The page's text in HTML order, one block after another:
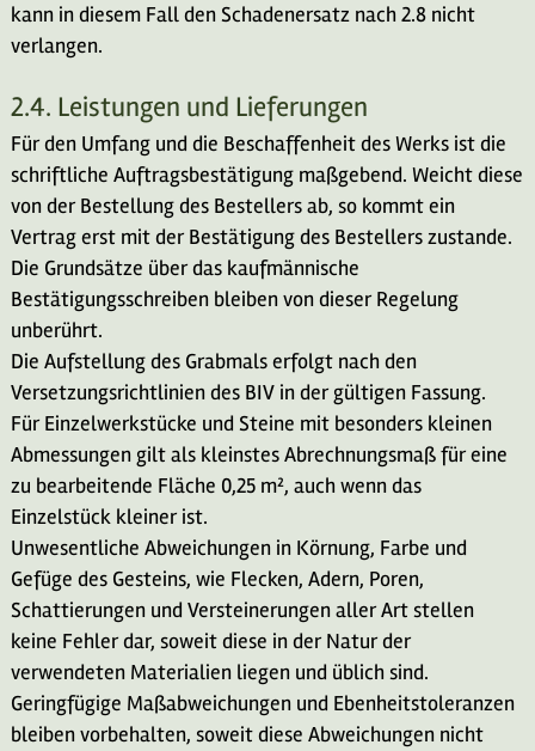
kann in diesem Fall den Schadenersatz nach 2.8 nicht
verlangen.
2.4. Leistungen und Lieferungen
Für den Umfang und die Beschaffenheit des Werks ist die
schriftliche Auftragsbestätigung maßgebend. Weicht diese
von der Bestellung des Bestellers ab, so kommt ein
Vertrag erst mit der Bestätigung des Bestellers zustande.
Die Grundsätze über das kaufmännische
Bestätigungsschreiben bleiben von dieser Regelung
unberührt.
Die Aufstellung des Grabmals erfolgt nach den
Versetzungsrichtlinien des BIV in der gültigen Fassung.
Für Einzelwerkstücke und Steine mit besonders kleinen
Abmessungen gilt als kleinstes Abrechnungsmaß für eine
zu bearbeitende Fläche 0,25 m², auch wenn das
Einzelstück kleiner ist.
Unwesentliche Abweichungen in Körnung, Farbe und
Gefüge des Gesteins, wie Flecken, Adern, Poren,
Schattierungen und Versteinerungen aller Art stellen
keine Fehler dar, soweit diese in der Natur der
verwendeten Materialien liegen und üblich sind.
Geringfügige Maßabweichungen und Ebenheitstoleranzen
bleiben vorbehalten, soweit diese Abweichungen nicht